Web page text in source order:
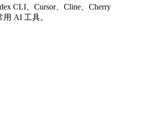
CLI、Cursor、Cline、Cherry
用 AI 工具。